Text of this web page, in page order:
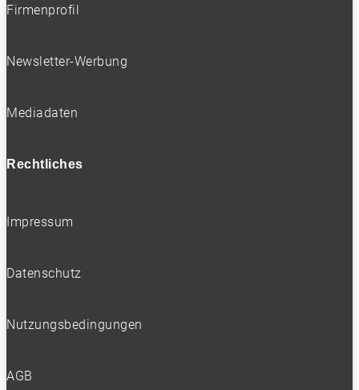
SOCIALS
Folgen
BELIEBTE NEWS
BELIEBTE TESTS
Firmenprofil
Newsletter-Werbung
Mediadaten
Rechtliches
Impressum
Datenschutz
Nutzungsbedingungen
AGB